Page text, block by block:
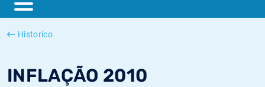
Historico
INFLAÇÃO 2010
ESTER
SONIA
Inflação Estados Unidos
Inflação Europa
Taxas SONIA históricas
Taxas TONAR históricas